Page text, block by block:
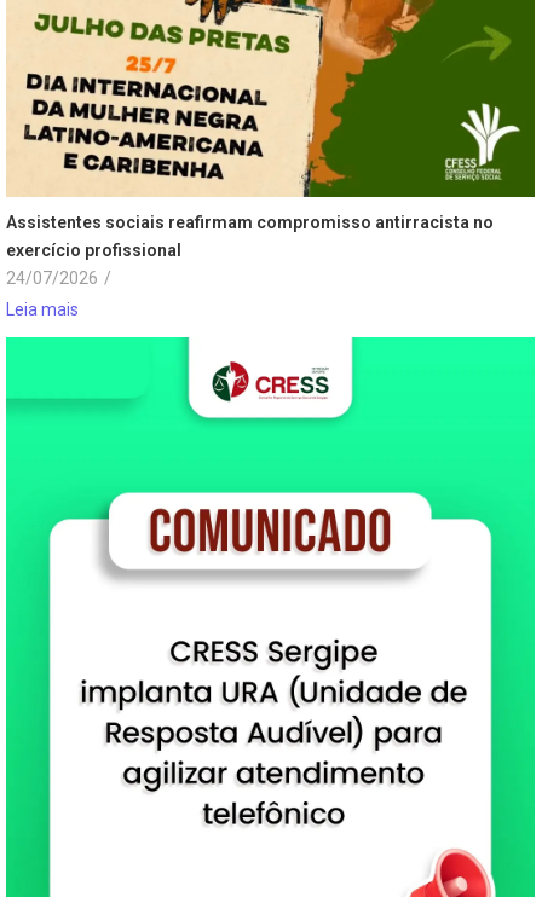
Assistentes sociais reafirmam compromisso antirracista no
exercício profissional
24/07/2026 /
Leia mais